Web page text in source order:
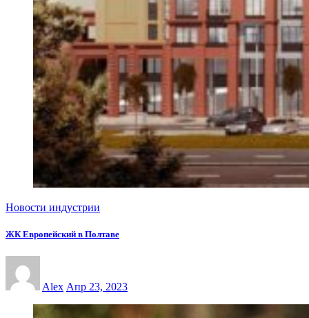
Новости индустрии
ЖК Европейский в Полтаве
Alex Апр 23, 2023